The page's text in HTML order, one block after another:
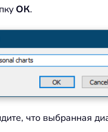
ОК.
что выбранная